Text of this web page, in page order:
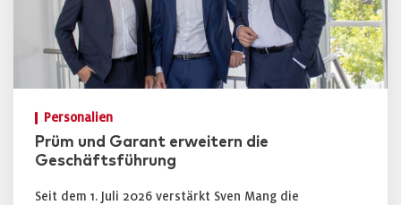
Personalien
Prüm und Garant erweitern die
Geschäftsführung
Seit dem 1. Juli 2026 verstärkt Sven Mang die